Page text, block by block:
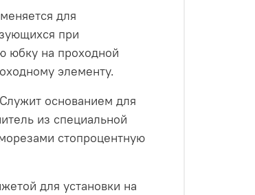
для
при
юбку на проходной
элементу.
основанием для
из специальной
стопроцентную
для установки на